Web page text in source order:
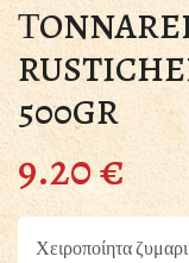
500GR
9.20€
Χειροποίητα